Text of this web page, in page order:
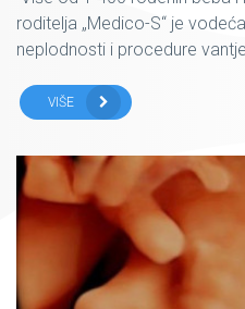
roditelja „Medico-S“ je
neplodnosti i procedure
VIŠE